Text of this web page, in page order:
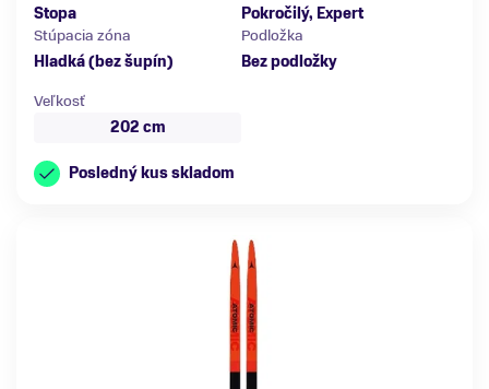
Stopa
Pokročilý, Expert
Stúpacia zóna
Hladká (bez šupín)
Podložka
Bez podložky
Veľkosť
202 cm
Posledný kus skladom